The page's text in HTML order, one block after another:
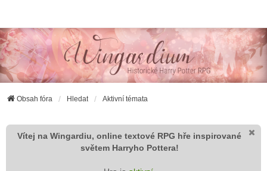
Wingardium RPG
Obsah fóra Hledat Aktivní témata
Vítej na Wingardiu, online textové RPG hře inspirované
světem Harryho Pottera!